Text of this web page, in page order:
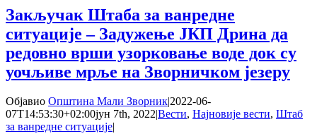
узрок
појаве
мрље
на
Зворничком
језеру
Закључак Штаба за ванредне
ситуације – Задужење ЈКП Дрина да
редовно врши узорковање воде док су
уочљиве мрље на Зворничком језеру
Објавио Општина Мали Зворник2022-06-
07T14:53:30+02:00јун 7th, 2022Вести, Најновије вести, Штаб
за ванредне ситуације